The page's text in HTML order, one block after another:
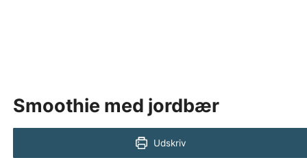
Smoothie med jordbær
Udskriv